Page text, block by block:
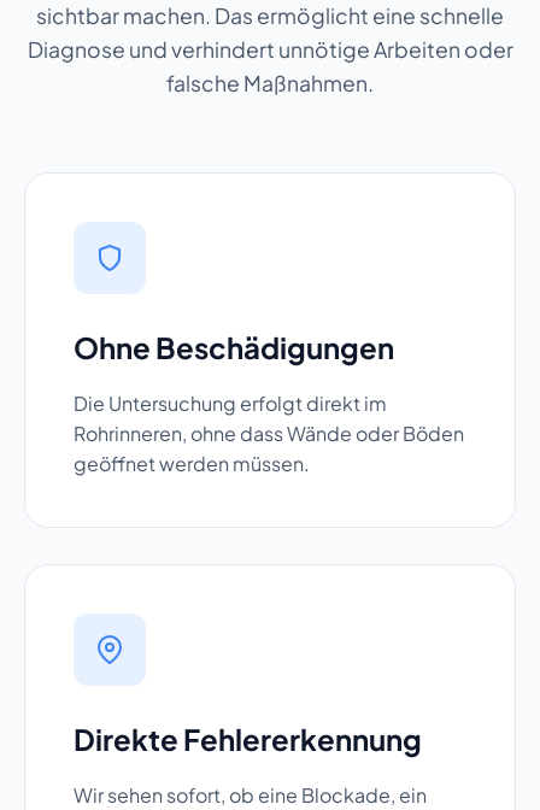
sichtbar machen. Das ermöglicht eine schnelle
Diagnose und verhindert unnötige Arbeiten oder
falsche Maßnahmen.
Ohne Beschädigungen
Die Untersuchung erfolgt direkt im
Rohrinneren, ohne dass Wände oder Böden
geöffnet werden müssen.
Direkte Fehlererkennung
Wir sehen sofort, ob eine Blockade, ein